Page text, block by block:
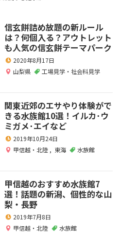
信玄餅詰め放題の新ルール
は？何個入る？アウトレット
も人気の信玄餅テーマパーク
2020年8月17日
山梨県
工場見学・社会科見学
関東近郊のエサやり体験がで
きる水族館10選！イルカ･ウ
ミガメ･エイなど
2019年10月24日
甲信越・北陸 , 東海 水族館
甲信越のおすすめ水族館7
選！話題の新潟、個性的な山
梨・長野
2019年7月8日
甲信越・北陸
水族館